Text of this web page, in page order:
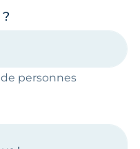
personnes